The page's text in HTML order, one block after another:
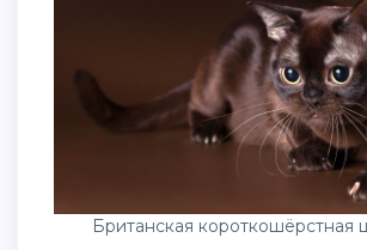
Британская короткошёрстная